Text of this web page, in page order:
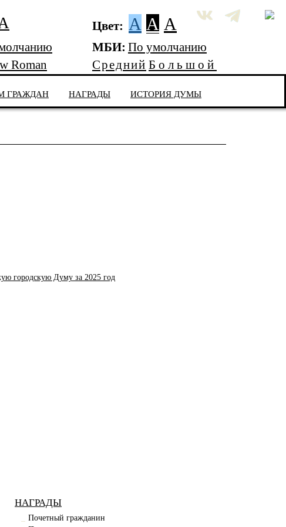
Цвет: A A A
Roman
МБИ: По умолчанию
Средний Большой
ГРАЖДАН НАГРАДЫ ИСТОРИЯ ДУМЫ
городскую Думу за 2025 год
НАГРАДЫ
Почетный гражданин